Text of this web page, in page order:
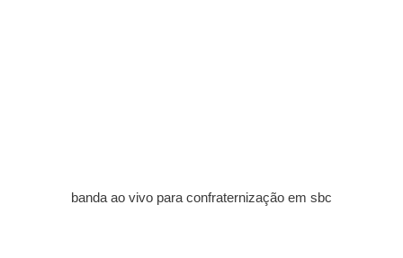
banda ao vivo para confraternização em sbc